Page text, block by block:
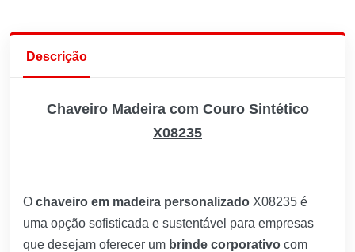
Descrição
Chaveiro Madeira com Couro Sintético
X08235
O chaveiro em madeira personalizado X08235 é
uma opção sofisticada e sustentável para empresas
que desejam oferecer um brinde corporativo com